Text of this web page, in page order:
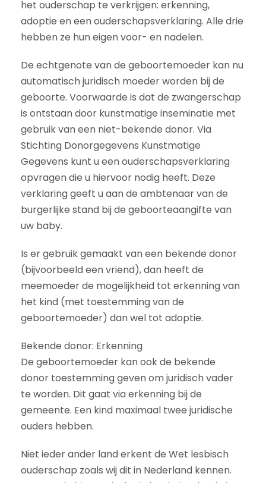
het ouderschap te verkrijgen: erkenning,
adoptie en een ouderschapsverklaring. Alle drie
hebben ze hun eigen voor- en nadelen.
De echtgenote van de geboortemoeder kan nu
automatisch juridisch moeder worden bij de
geboorte. Voorwaarde is dat de zwangerschap
is ontstaan door kunstmatige inseminatie met
gebruik van een niet-bekende donor. Via
Stichting Donorgegevens Kunstmatige
Gegevens kunt u een ouderschapsverklaring
opvragen die u hiervoor nodig heeft. Deze
verklaring geeft u aan de ambtenaar van de
burgerlijke stand bij de geboorteaangifte van
uw baby.
Is er gebruik gemaakt van een bekende donor
(bijvoorbeeld een vriend), dan heeft de
meemoeder de mogelijkheid tot erkenning van
het kind (met toestemming van de
geboortemoeder) dan wel tot adoptie.
Bekende donor: Erkenning
De geboortemoeder kan ook de bekende
donor toestemming geven om juridisch vader
te worden. Dit gaat via erkenning bij de
gemeente. Een kind maximaal twee juridische
ouders hebben.
Niet ieder ander land erkent de Wet lesbisch
ouderschap zoals wij dit in Nederland kennen.